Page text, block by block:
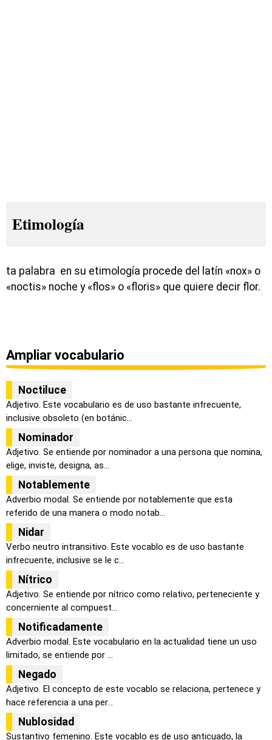
Etimología
ta palabra en su etimología procede del latín «nox» o
«noctis» noche y «flos» o «floris» que quiere decir flor.
Ampliar vocabulario
Noctiluce
Adjetivo. Este vocabulario es de uso bastante infrecuente,
inclusive obsoleto (en botánic...
Nominador
Adjetivo. Se entiende por nominador a una persona que nomina,
elige, inviste, designa, as...
Notablemente
Adverbio modal. Se entiende por notablemente que esta
referido de una manera o modo notab...
Nidar
Verbo neutro intransitivo. Este vocablo es de uso bastante
infrecuente, inclusive se le c...
Nítrico
Adjetivo. Se entiende por nítrico como relativo, perteneciente y
concerniente al compuest...
Notificadamente
Adverbio modal. Este vocabulario en la actualidad tiene un uso
limitado, se entiende por ...
Negado
Adjetivo. El concepto de este vocablo se relaciona, pertenece y
hace referencia a una per...
Nublosidad
Sustantivo femenino. Este vocablo es de uso anticuado, la